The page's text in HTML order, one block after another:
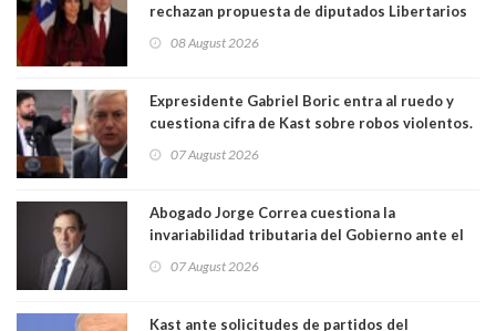
rechazan propuesta de diputados Libertarios
"Constituye un camino equivocado"
08 August 2026
Expresidente Gabriel Boric entra al ruedo y
cuestiona cifra de Kast sobre robos violentos.
07 August 2026
Abogado Jorge Correa cuestiona la
invariabilidad tributaria del Gobierno ante el
democracia” y "defendemos la alternancia en el
07 August 2026
Kast ante solicitudes de partidos del